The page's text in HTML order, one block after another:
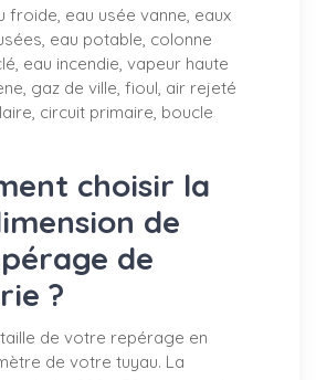
froide, eau usée vanne, eaux
eau potable, colonne
eau incendie, vapeur haute
gaz de ville, fioul, air rejeté
circuit primaire, boucle
choisir la
de
de
?
de votre repérage en
de votre tuyau. La